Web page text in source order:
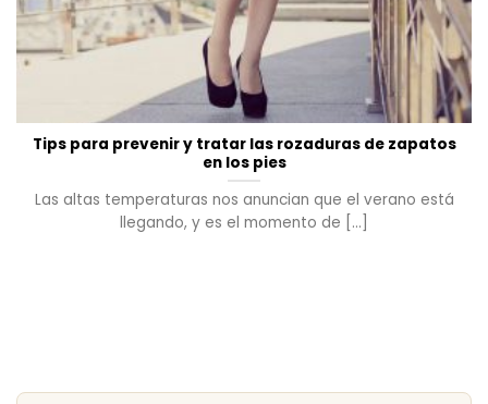
Tips para prevenir y tratar las rozaduras de zapatos
en los pies
Las altas temperaturas nos anuncian que el verano está
llegando, y es el momento de [...]